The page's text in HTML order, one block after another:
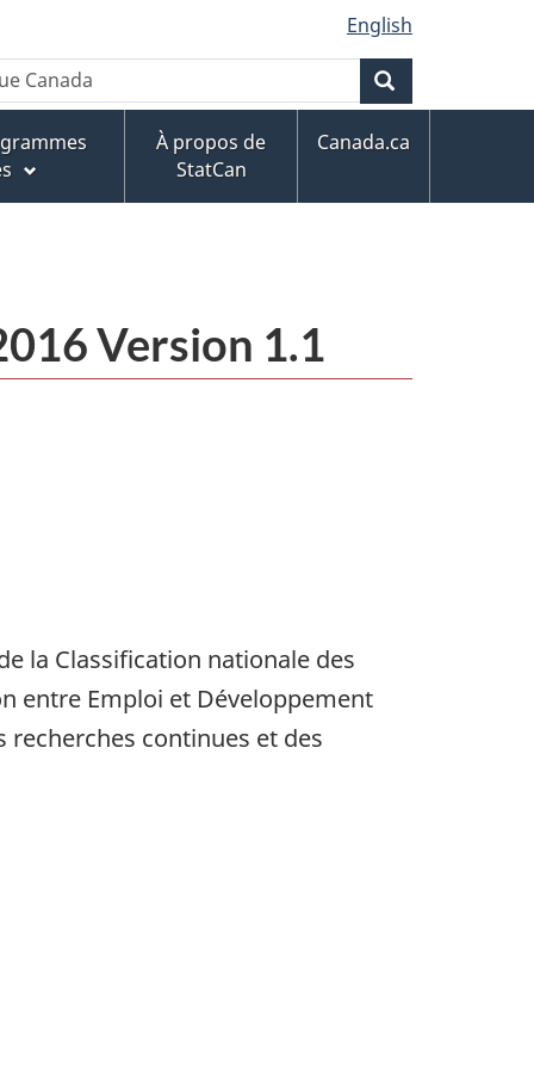
English
À propos de
StatCan
Canada.ca
Version 1.1
la Classification nationale des
entre Emploi et Développement
recherches continues et des